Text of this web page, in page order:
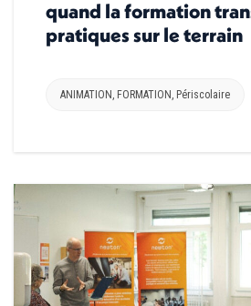
quand la formation
pratiques sur le terrain
ANIMATION , FORMATION , Périscolaire